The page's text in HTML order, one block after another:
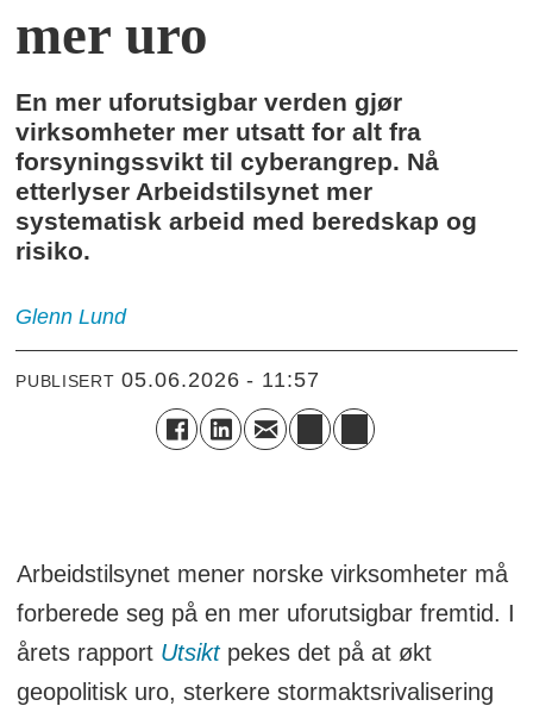
mer uro
En mer uforutsigbar verden gjør
virksomheter mer utsatt for alt fra
forsyningssvikt til cyberangrep. Nå
etterlyser Arbeidstilsynet mer
systematisk arbeid med beredskap og
risiko.
Glenn Lund
PUBLISERT 05.06.2026 - 11:57
Arbeidstilsynet mener norske virksomheter må
forberede seg på en mer uforutsigbar fremtid. I
årets rapport Utsiktpekes det på at økt
geopolitisk uro, sterkere stormaktsrivalisering